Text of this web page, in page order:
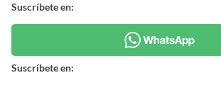
Suscríbete en:
Suscríbete en: